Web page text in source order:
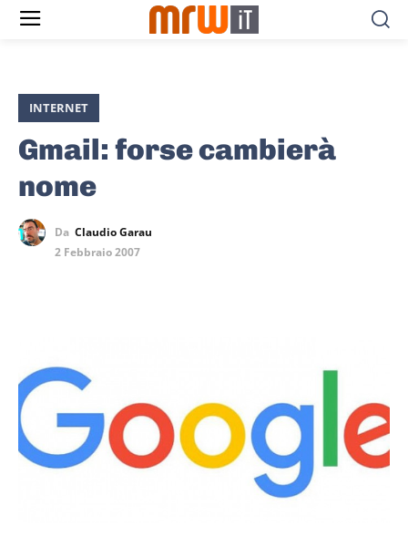
INTERNET
Gmail: forse cambierà
nome
Da Claudio Garau
2 Febbraio 2007